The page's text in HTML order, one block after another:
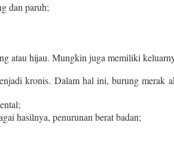
dan paruh;
atau hijau. Mungkin juga memiliki
kronis. Dalam hal ini, burung merak
hasilnya, penurunan berat badan;